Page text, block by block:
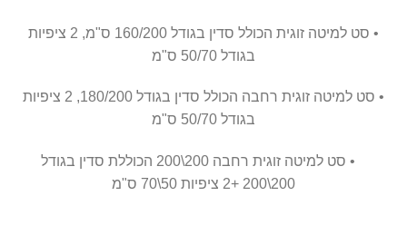
• סט למיטה זוגית הכולל סדין בגודל 160/200 ס"מ, 2 ציפיות
בגודל 50/70 ס"מ
• סט למיטה זוגית רחבה הכולל סדין בגודל 180/200, 2 ציפיות
בגודל 50/70 ס"מ
• סט למיטה זוגית רחבה 200\200 הכוללת סדין בגודל
200\200 +2 ציפיות 50\70 ס"מ